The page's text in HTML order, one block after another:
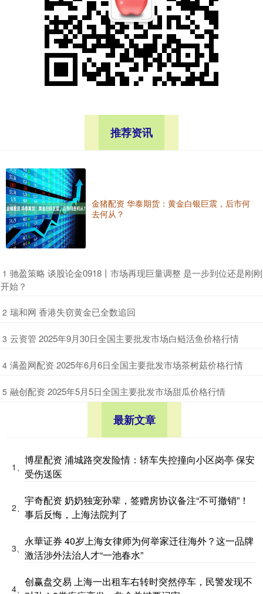
推荐资讯
金猪配资 华泰期货：黄金白银巨震，后市何
去何从？
1 ​驰盈策略 谈股论金0918丨市场再现巨量调整 是一步到位还是刚刚
开始？
2 ​瑞和网 香港失窃黄金已全数追回
3 ​云资管 2025年9月30日全国主要批发市场白鲢活鱼价格行情
4 ​满盈网配资 2025年6月6日全国主要批发市场茶树菇价格行情
5 ​融创配资 2025年5月5日全国主要批发市场甜瓜价格行情
最新文章
1、
博星配资 浦城路突发险情：轿车失控撞向小区岗亭 保安
受伤送医
2、
宇奇配资 奶奶独宠孙辈，签赠房协议备注“不可撤销”！
事后反悔，上海法院判了
3、
永華证券 40岁上海女律师为何举家迁往海外？这一品牌
激活涉外法治人才“一池春水”
4、
创赢盘交易 上海一出租车右转时突然停车，民警发现不